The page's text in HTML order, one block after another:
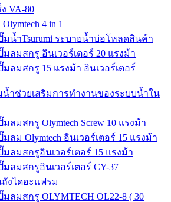
VA-80
4 in 1
มน้ำTsurumi ระบายน้ำบ่อโหลดสินค้า
มลมสกรู อินเวอร์เตอร์ 20 แรงม้า
มลมสกรู 15 แรงม้า อินเวอร์เตอร์
น้ำช่วยเสริมการทำงานของระบบน้ำใน
ลมสกรู Olymtech Screw 10 แรงม้า
ลม Olymtech อินเวอร์เตอร์ 15 แรงม้า
มลมสกรูอินเวอร์เตอร์ 15 แรงม้า
ลมสกรูอินเวอร์เตอร์ CY-37
ถังไดอะแฟรม
ลมสกรู OLYMTECH OL22-8 ( 30